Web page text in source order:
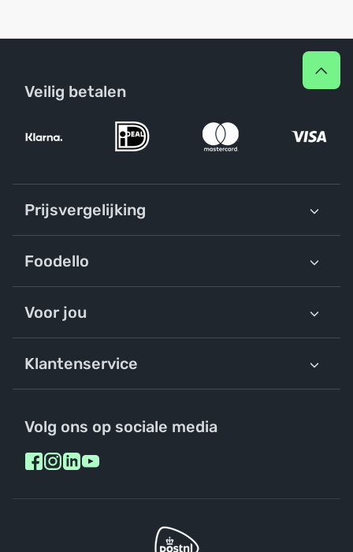
Veilig betalen
Prijsvergelijking
Foodello
Voor jou
Klantenservice
Volg ons op sociale media